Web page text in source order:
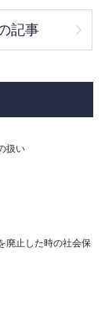
記事
扱い
廃止した時の社会保